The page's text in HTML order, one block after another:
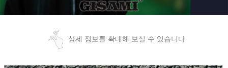
상세 정보를 확대해 보실 수 있습니다